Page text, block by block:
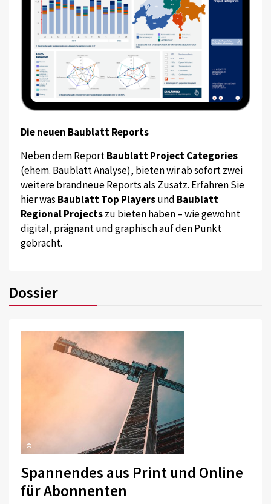
Die neuen Baublatt Reports
Neben dem ReportBaublatt Project Categories
(ehem. Baublatt Analyse), bieten wir ab sofort zwei
weitere brandneue Reports als Zusatz. Erfahren Sie
hier was Baublatt Top Playersund Baublatt
Regional Projectszu bieten haben – wie gewohnt
digital, prägnant und graphisch auf den Punkt
gebracht.
Dossier
©
Spannendes aus Print und Online
für Abonnenten